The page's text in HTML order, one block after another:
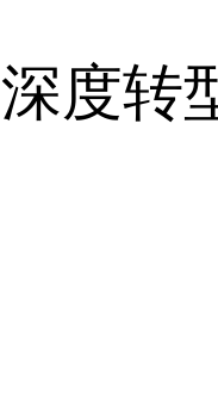
深度转